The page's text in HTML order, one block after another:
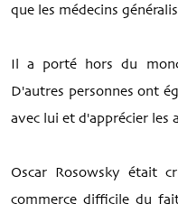
que les médecins
Il a porté hors du
D'autres personnes ont
avec lui et d'apprécier les
Oscar Rosowsky était
commerce difficile du